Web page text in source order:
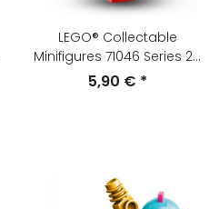
LEGO® Collectable
Minifigures 71046 Series 26
Minifigur M:Tron Power-
5,90 € *